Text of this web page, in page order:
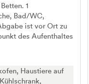
1
Bad/WC,
ist vor Ort zu
des Aufenthaltes
Haustiere auf